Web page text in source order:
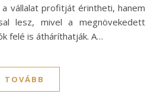
a vállalat profitját érintheti, hanem
lesz, mivel a megnövekedett
felé is átháríthatják. A…
TOVÁBB